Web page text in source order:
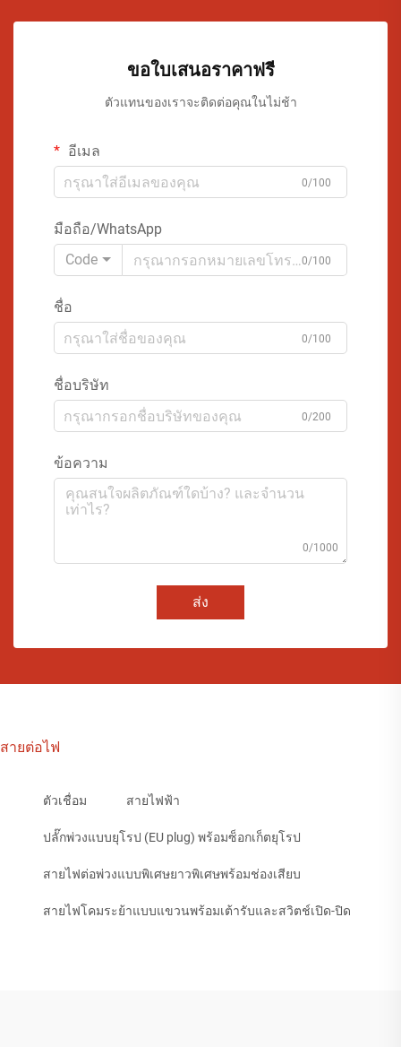
ขอใบเสนอราคาฟรี
ตัวแทนของเราจะติดต่อคุณในไม่ช้า
อีเมล
0/100
มือถือ/WhatsApp
Code
0/100
ชื่อ
0/100
ชื่อบริษัท
0/200
ข้อความ
0/1000
ส่ง
สายต่อไฟ
ตัวเชื่อม สายไฟฟ้า
ปลั๊กพ่วงแบบยุโรป (EU plug) พร้อมซ็อกเก็ตยุโรป
สายไฟต่อพ่วงแบบพิเศษยาวพิเศษพร้อมช่องเสียบ
สายไฟโคมระย้าแบบแขวนพร้อมเต้ารับและสวิตช์เปิด-ปิด